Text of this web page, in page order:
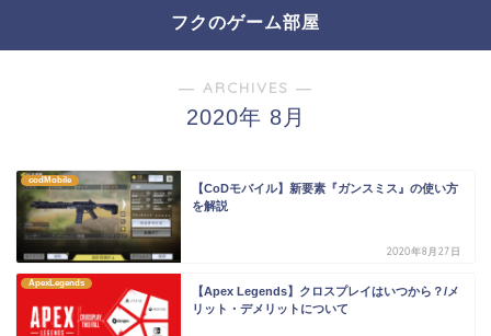
フクのゲーム部屋
― ARCHIVES ―
2020年 8月
codMobile
【CoDモバイル】新要素『ガンスミス』の使い方
を解説
2020年8月27日
ApexLegends
【Apex Legends】クロスプレイはいつから？/メ
リット・デメリットについて